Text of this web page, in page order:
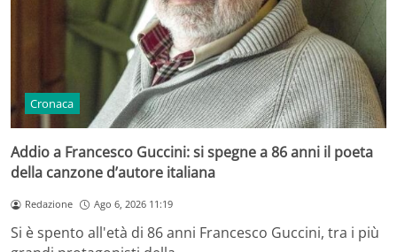
Cronaca
Addio a Francesco Guccini: si spegne a 86 anni il poeta
della canzone d’autore italiana
Redazione Ago 6, 2026 11:19
Si è spento all'età di 86 anni Francesco Guccini, tra i più